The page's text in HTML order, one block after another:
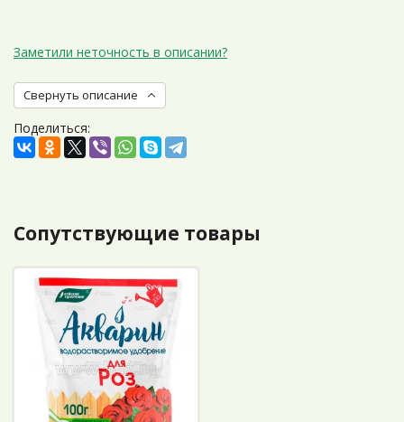
Заметили неточность в описании?
Свернуть описание
Поделиться:
Сопутствующие товары